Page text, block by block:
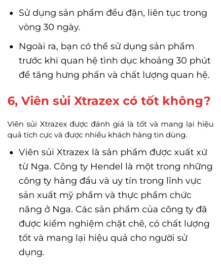
Sử dụng sản phẩm đều đặn, liên tục trong
vòng 30 ngày.
Ngoài ra, bạn có thể sử dụng sản phẩm
trước khi quan hệ tình dục khoảng 30 phút
để tăng hưng phấn và chất lượng quan hệ.
6, Viên sủi Xtrazex có tốt không?
Viên sủi Xtrazex được đánh giá là tốt và mang lại hiệu
quả tích cực và được nhiều khách hàng tin dùng.
Viên sủi Xtrazex là sản phẩm được xuất xứ
từ Nga. Công ty Hendel là một trong những
công ty hàng đầu và uy tín trong lĩnh vực
sản xuất mỹ phẩm và thực phẩm chức
năng ở Nga. Các sản phẩm của công ty đã
được kiểm nghiệm chặt chẽ, có chất lượng
tốt và mang lại hiệu quả cho người sử
dụng.